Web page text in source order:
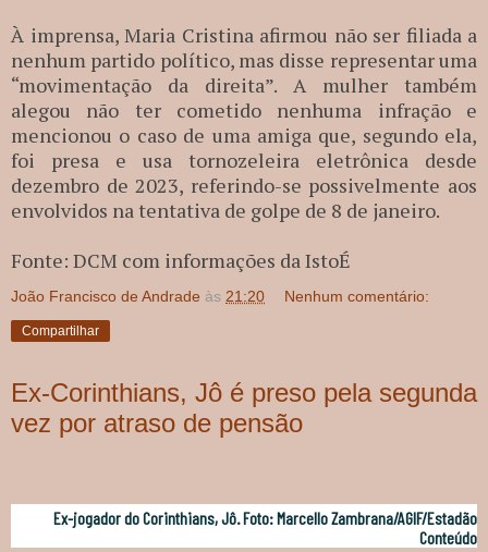
À imprensa, Maria Cristina afirmou não ser filiada a
nenhum partido político, mas disse representar uma
“movimentação da direita”. A mulher também
alegou não ter cometido nenhuma infração e
mencionou o caso de uma amiga que, segundo ela,
foi presa e usa tornozeleira eletrônica desde
dezembro de 2023, referindo-se possivelmente aos
envolvidos na tentativa de golpe de 8 de janeiro.
Fonte: DCM com informações da IstoÉ
João Francisco de Andrade às 21:20 Nenhum comentário:
Compartilhar
Ex-Corinthians, Jô é preso pela segunda
vez por atraso de pensão
Ex-jogador do Corinthians, Jô. Foto: Marcello Zambrana/AGIF/Estadão
Conteúdo